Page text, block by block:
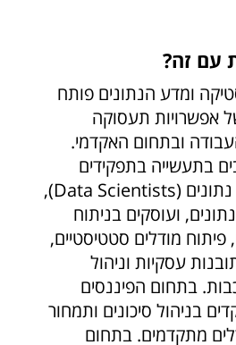
עם זה?
ומדע הנתונים פותח
אפשרויות תעסוקה
ובתחום האקדמי.
בתעשייה בתפקידים
מבוקשים כמו מדעני נתונים (Data Scientists),
ועוסקים בניתוח
פיתוח מודלים סטטיסטיים,
עסקיות וניהול
בתחום הפיננסים
בניהול סיכונים ותמחור
מתקדמים. בתחום